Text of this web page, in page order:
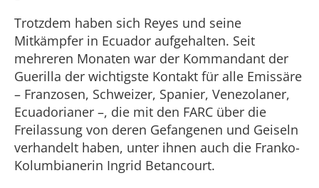
Trotzdem haben sich Reyes und seine
Mitkämpfer in Ecuador aufgehalten. Seit
mehreren Monaten war der Kommandant der
Guerilla der wichtigste Kontakt für alle Emissäre
– Franzosen, Schweizer, Spanier, Venezolaner,
Ecuadorianer –, die mit den FARC über die
Freilassung von deren Gefangenen und Geiseln
verhandelt haben, unter ihnen auch die Franko-
Kolumbianerin Ingrid Betancourt.